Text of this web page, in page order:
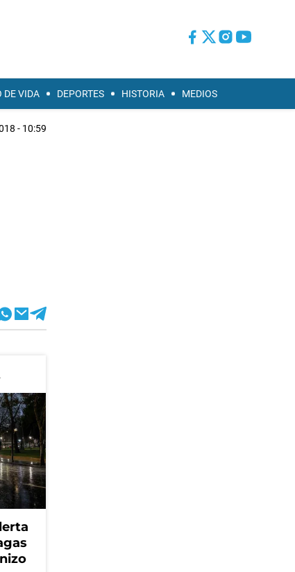
DE VIDA DEPORTES HISTORIA MEDIOS
- 10:59